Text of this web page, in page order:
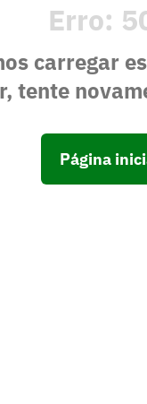
Erro:
carregar
tente
Página